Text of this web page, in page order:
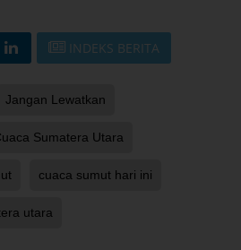
INDEKS BERITA
Jangan Lewatkan
Sumatera Utara
cuaca sumut hari ini
utara